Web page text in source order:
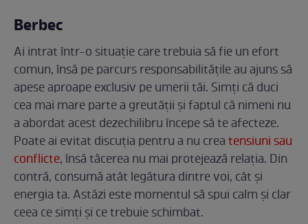
Berbec
Ai intrat într-o situație care trebuia să fie un efort
comun, însă pe parcurs responsabilitățile au ajuns să
apese aproape exclusiv pe umerii tăi. Simți că duci
cea mai mare parte a greutății și faptul că nimeni nu
a abordat acest dezechilibru începe să te afecteze.
Poate ai evitat discuția pentru a nu creatensiuni sau
conflicte, însă tăcerea nu mai protejează relația. Din
contră, consumă atât legătura dintre voi, cât și
energia ta. Astăzi este momentul să spui calm și clar
ceea ce simți și ce trebuie schimbat.